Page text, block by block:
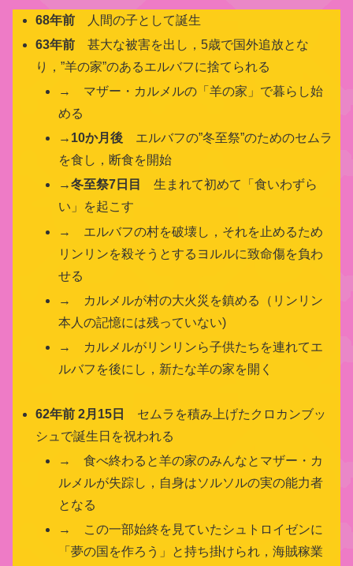
68年前 人間の子として誕生
63年前 甚大な被害を出し，5歳で国外追放とな
り，”羊の家”のあるエルバフに捨てられる
→ マザー・カルメルの「羊の家」で暮らし始
める
→10か月後 エルバフの”冬至祭”のためのセムラ
を食し，断食を開始
→冬至祭7日目
生まれて初めて「食いわずら
い」を起こす
→ エルバフの村を破壊し，それを止めるため
リンリンを殺そうとするヨルルに致命傷を負わ
せる
→ カルメルが村の大火災を鎮める（リンリン
本人の記憶には残っていない)
→ カルメルがリンリンら子供たちを連れてエ
ルバフを後にし，新たな羊の家を開く
62年前 2月15日
セムラを積み上げたクロカンブッ
シュで誕生日を祝われる
→ 食べ終わると羊の家のみんなとマザー・カ
ルメルが失踪し，自身はソルソルの実の能力者
となる
→ この一部始終を見ていたシュトロイゼンに
「夢の国を作ろう」と持ち掛けられ，海賊稼業